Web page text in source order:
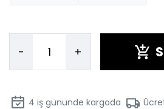
- +
4 iş gününde kargoda